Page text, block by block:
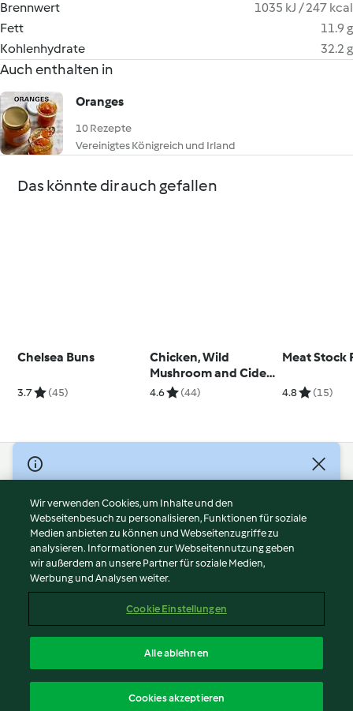
Brennwert
1035 kJ / 247 kcal
Fett
11.9 g
Kohlenhydrate
32.2 g
Auch enthalten in
Oranges
10 Rezepte
Vereinigtes Königreich und Irland
Das könnte dir auch gefallen
Chelsea Buns
3.7 (45)
Chicken, Wild
Mushroom and Cider
Pie
4.6 (44)
Meat Stock
4.8 (15)
© Copyright 2026
Nutzungsbedingungen
Datenschutzrichtlinien
Disclaimer
Impressum
Cookies
Abo kündigen
Erklärung zur Barrierefreiheit
Wir verwenden Cookies, um Inhalte und den
Webseitenbesuch zu personalisieren, Funktionen für soziale
Medien anbieten zu können und Webseitenzugriffe zu
analysieren. Informationen zur Webseitennutzung geben
wir außerdem an unsere Partner für soziale Medien,
Werbung und Analysen weiter.
Cookie Einstellungen
Alle ablehnen
Cookies akzeptieren